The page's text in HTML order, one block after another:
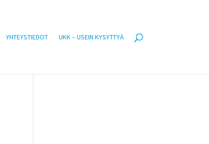
YHTEYSTIEDOT UKK – USEIN KYSYTTYÄ